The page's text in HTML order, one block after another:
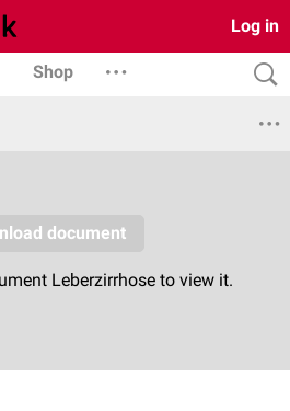
Log in
Shop